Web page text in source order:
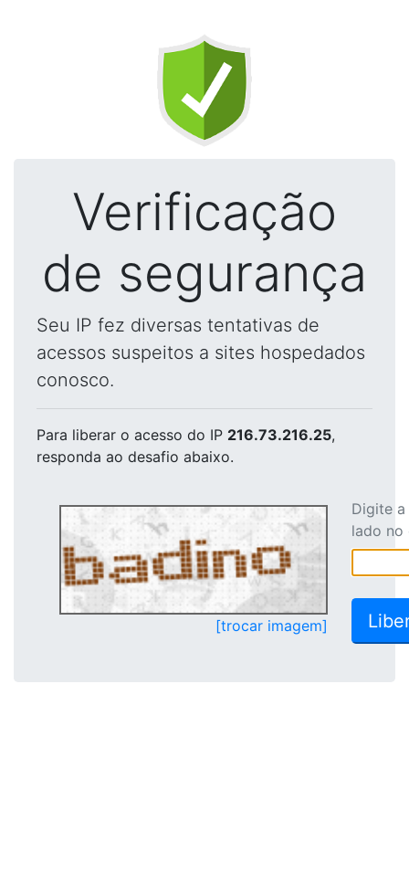
Verificação
de segurança
Seu IP fez diversas tentativas de
acessos suspeitos a sites hospedados
conosco.
Para liberar o acesso do IP 216.73.216.25,
responda ao desafio abaixo.
[trocar imagem]
Digite
lado no